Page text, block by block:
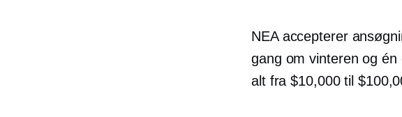
NEA accepterer
gang om vinteren og
alt fra $10,000 til